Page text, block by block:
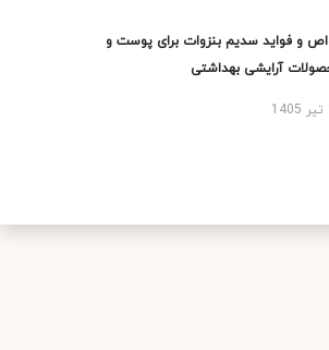
و فواید سدیم بنزوات برای پوست و
آرایشی بهداشتی